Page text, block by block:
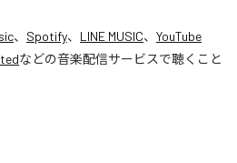
、 Spotify、 LINE MUSIC、 YouTube
などの音楽配信サービスで聴くこと